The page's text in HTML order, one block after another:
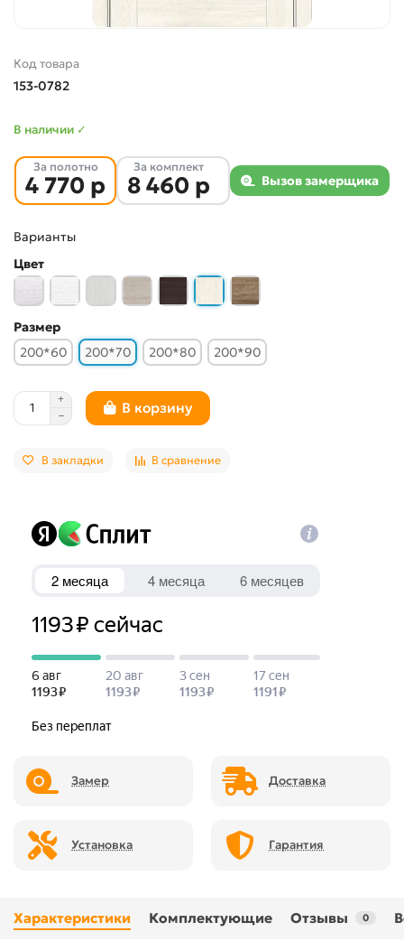
Код товара
153-0782
В наличии ✓
За полотно
4 770 р
За комплект
8 460 р Вызов замерщика
Варианты
Цвет
Размер
200*60
200*70 200*80 200*90
В корзину
В закладки В сравнение
Замер Доставка
Установка Гарантия
Характеристики Комплектующие Отзывы 0